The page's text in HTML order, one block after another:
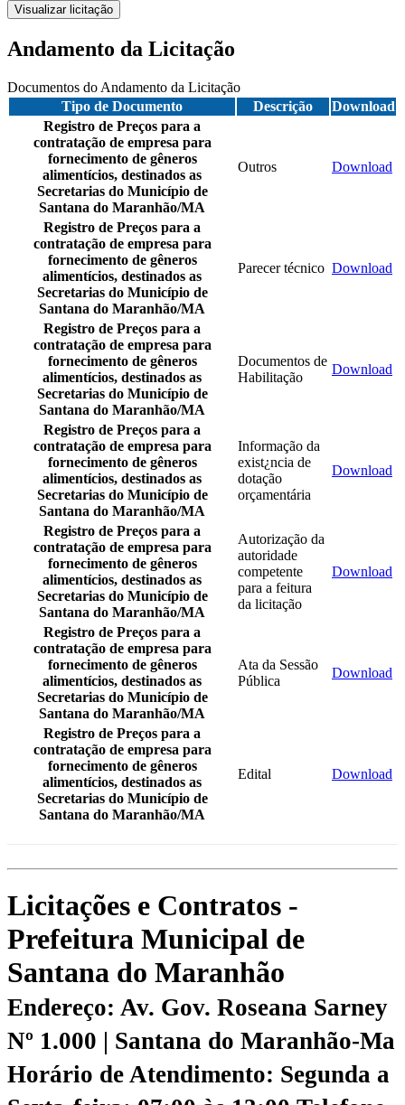
Visualizar licitação
Andamento da Licitação
Documentos do Andamento da Licitação
Tipo de Documento
Descrição
Download
Registro de Preços para a
contratação de empresa para
fornecimento de gêneros
alimentícios, destinados as
Secretarias do Município de
Santana do Maranhão/MA
Outros Download
Registro de Preços para a
contratação de empresa para
fornecimento de gêneros
alimentícios, destinados as
Secretarias do Município de
Santana do Maranhão/MA
Parecer técnico Download
Registro de Preços para a
contratação de empresa para
fornecimento de gêneros
alimentícios, destinados as
Secretarias do Município de
Santana do Maranhão/MA
Documentos de
Habilitação
Download
Registro de Preços para a
contratação de empresa para
fornecimento de gêneros
alimentícios, destinados as
Secretarias do Município de
Santana do Maranhão/MA
Informação da
exist¿ncia de
dotação
orçamentária
Download
Registro de Preços para a
contratação de empresa para
fornecimento de gêneros
alimentícios, destinados as
Secretarias do Município de
Santana do Maranhão/MA
Autorização da
autoridade
competente
para a feitura
da licitação
Download
Registro de Preços para a
contratação de empresa para
fornecimento de gêneros
alimentícios, destinados as
Secretarias do Município de
Santana do Maranhão/MA
Ata da Sessão
Pública
Download
Registro de Preços para a
contratação de empresa para
fornecimento de gêneros
alimentícios, destinados as
Secretarias do Município de
Santana do Maranhão/MA
Edital Download
Licitações e Contratos -
Prefeitura Municipal de
Santana do Maranhão
Endereço: Av. Gov. Roseana Sarney
Nº 1.000 | Santana do Maranhão-Ma
Horário de Atendimento: Segunda a